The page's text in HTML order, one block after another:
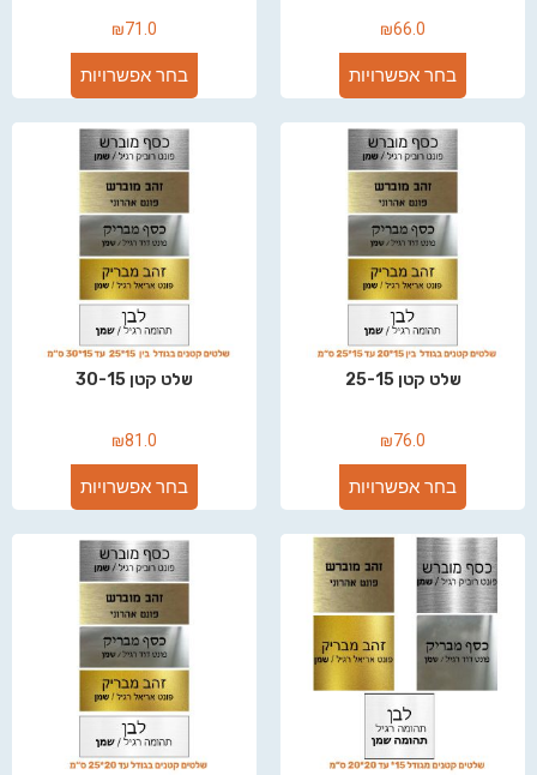
₪66.0
בחר אפשרויות
₪71.0
בחר אפשרויות
שלט קטן 25-15
₪76.0
בחר אפשרויות
שלט קטן 30-15
₪81.0
בחר אפשרויות